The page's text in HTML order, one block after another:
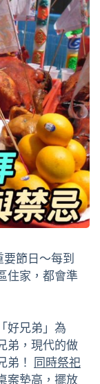
節日～每到
住家，都會準
好兄弟」為
弟，現代的做
弟！
同時祭祀
案墊高，擺放